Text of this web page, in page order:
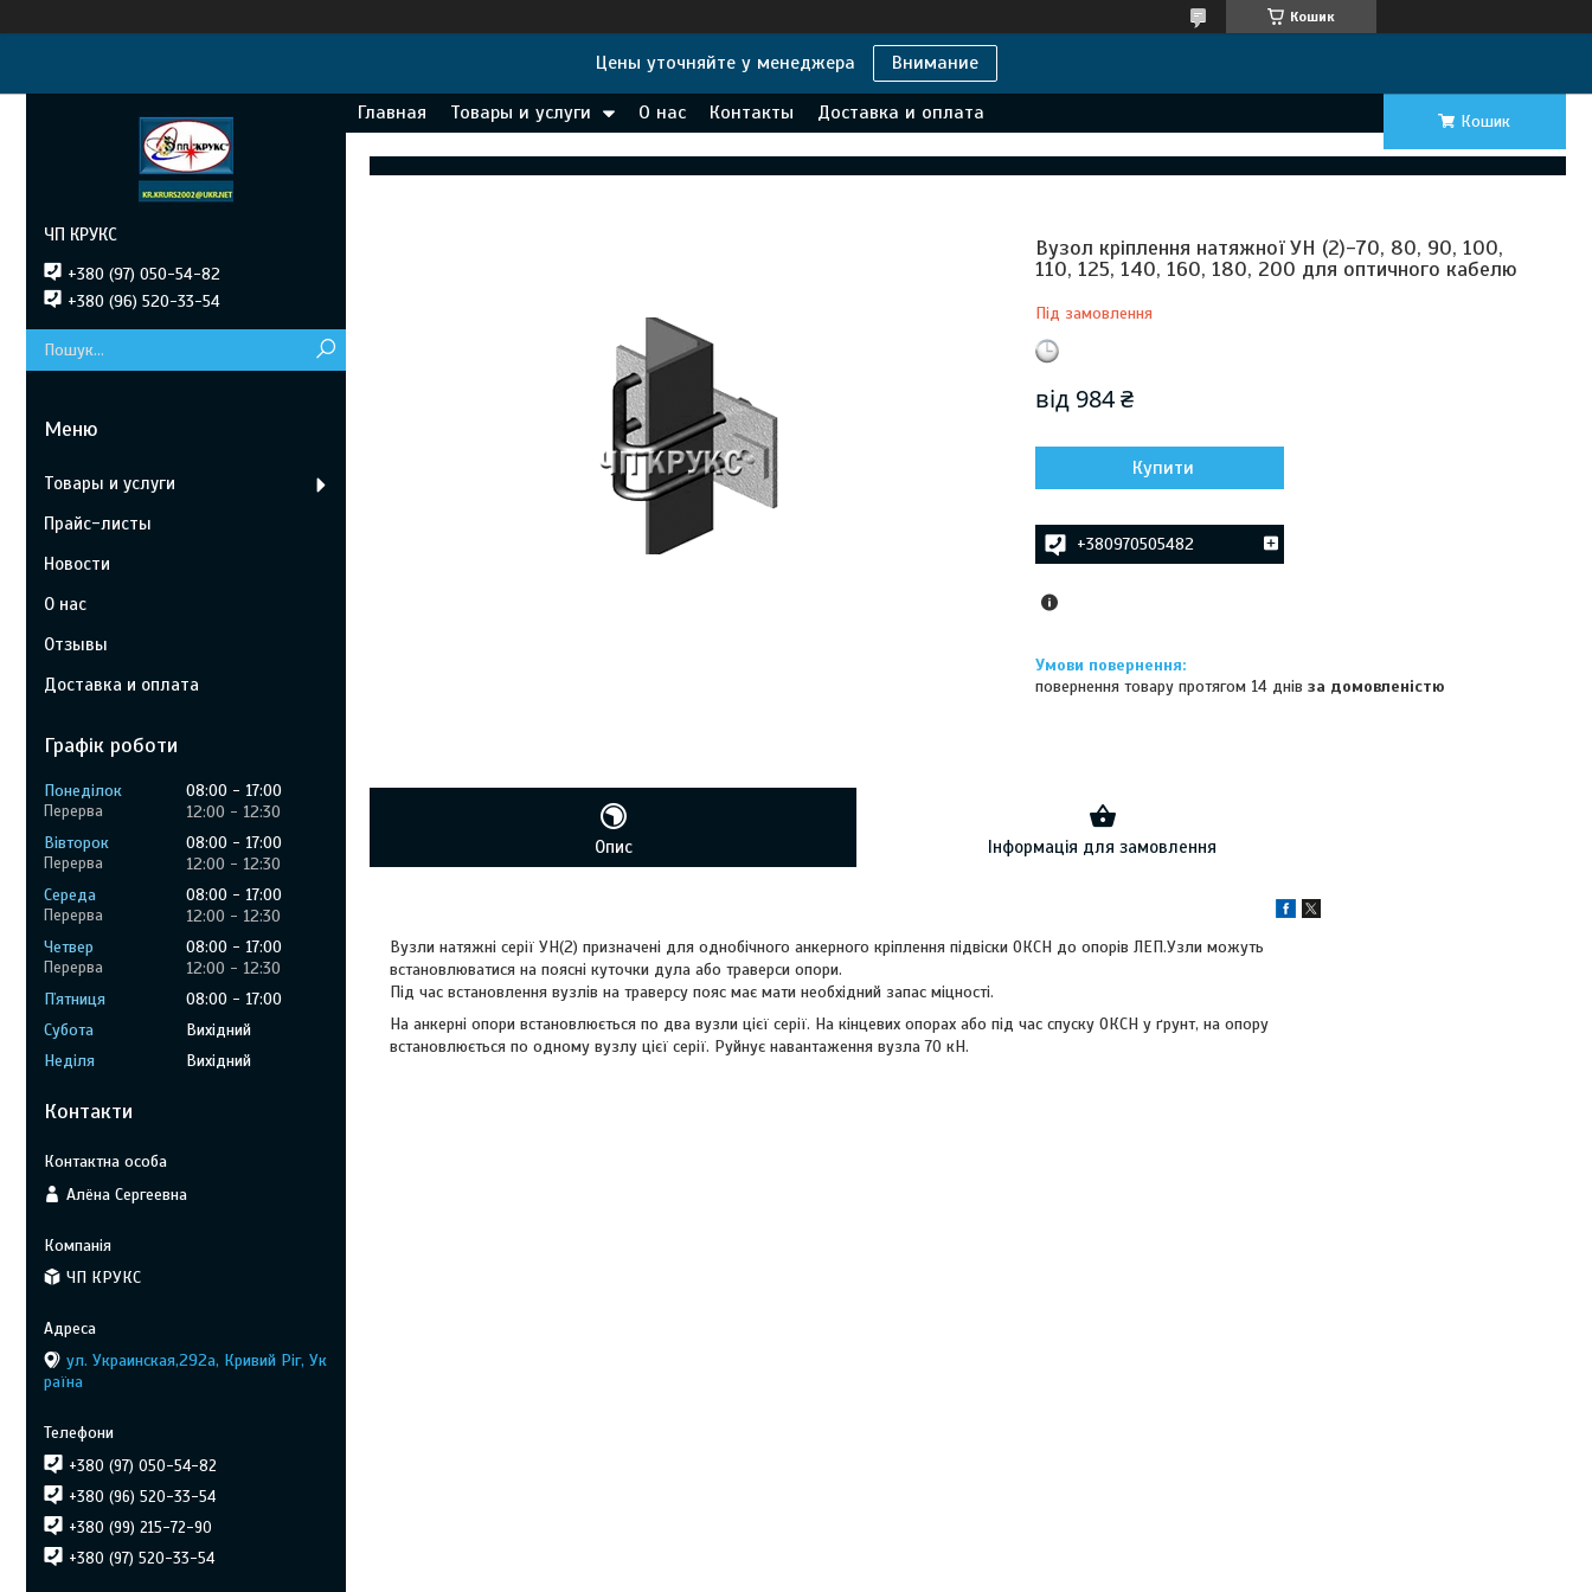
Кошик
Цены уточняйте у менеджера Внимание
Главная Товары и услуги О нас Контакты Доставка и оплата Кошик
Вузол кріплення натяжної УН (2)-70, 80, 90, 100,
110, 125, 140, 160, 180, 200 для оптичного кабелю
Під замовлення
від 984 ₴
Купити
+380970505482
повернення товару протягом 14 днівза домовленістю
Опис Інформація для замовлення
Вузли натяжні серії УН(2) призначені для однобічного анкерного кріплення підвіски ОКСН до опорів ЛЕП.Узли можуть
встановлюватися на поясні куточки дула або траверси опори.
Під час встановлення вузлів на траверсу пояс має мати необхідний запас міцності.
На анкерні опори встановлюється по два вузли цієї серії. На кінцевих опорах або під час спуску ОКСН у ґрунт, на опору
встановлюється по одному вузлу цієї серії. Руйнує навантаження вузла 70 кН.
ЧП КРУКС
+380 (97) 050-54-82
+380 (96) 520-33-54
Товары и услуги
Прайс-листы
Новости
О нас
Отзывы
Доставка и оплата
Графік роботи
Понеділок 08:00
17:00
12:00
12:30
Вівторок
08:00
17:00
12:00
12:30
Середа
08:00
17:00
12:00
12:30
Четвер
08:00
17:00
12:00
12:30
Пʼятниця
08:00
17:00
Субота
Вихідний
Неділя
Вихідний
Контакти
Алёна Сергеевна
ЧП КРУКС
ул. Украинская,292а, Кривий Ріг, Ук
раїна
+380 (97) 050-54-82
+380 (96) 520-33-54
+380 (99) 215-72-90
+380 (97) 520-33-54